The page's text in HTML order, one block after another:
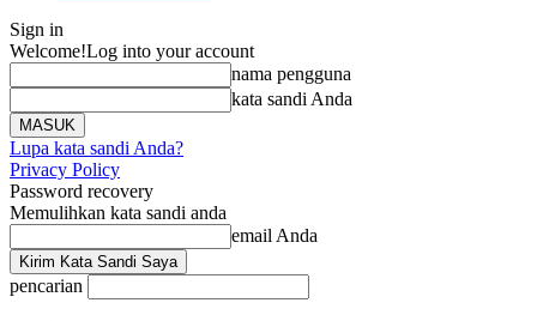
Sign in
Welcome!Log into your account
nama pengguna
kata sandi Anda
Lupa kata sandi Anda?
Privacy Policy
Password recovery
Memulihkan kata sandi anda
email Anda
pencarian